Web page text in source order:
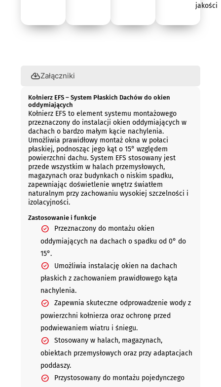
jakości
Załączniki
Kołnierz EFS – System Płaskich Dachów do okien
oddymiających
Kołnierz EFS to element systemu montażowego
przeznaczony do instalacji okien oddymiających w
dachach o bardzo małym kącie nachylenia.
Umożliwia prawidłowy montaż okna w połaci
płaskiej, podnosząc jego kąt o 15° względem
powierzchni dachu. System EFS stosowany jest
przede wszystkim w halach przemysłowych,
magazynach oraz budynkach o niskim spadku,
zapewniając doświetlenie wnętrz światłem
naturalnym przy zachowaniu wysokiej szczelności i
izolacyjności.
Zastosowanie i funkcje
Przeznaczony do montażu okien
oddymiających na dachach o spadku od 0° do
15°.
Umożliwia instalację okien na dachach
płaskich z zachowaniem prawidłowego kąta
nachylenia.
Zapewnia skuteczne odprowadzenie wody z
powierzchni kołnierza oraz ochronę przed
podwiewaniem wiatru i śniegu.
Stosowany w halach, magazynach,
obiektach przemysłowych oraz przy adaptacjach
poddaszy.
Przystosowany do montażu pojedynczego